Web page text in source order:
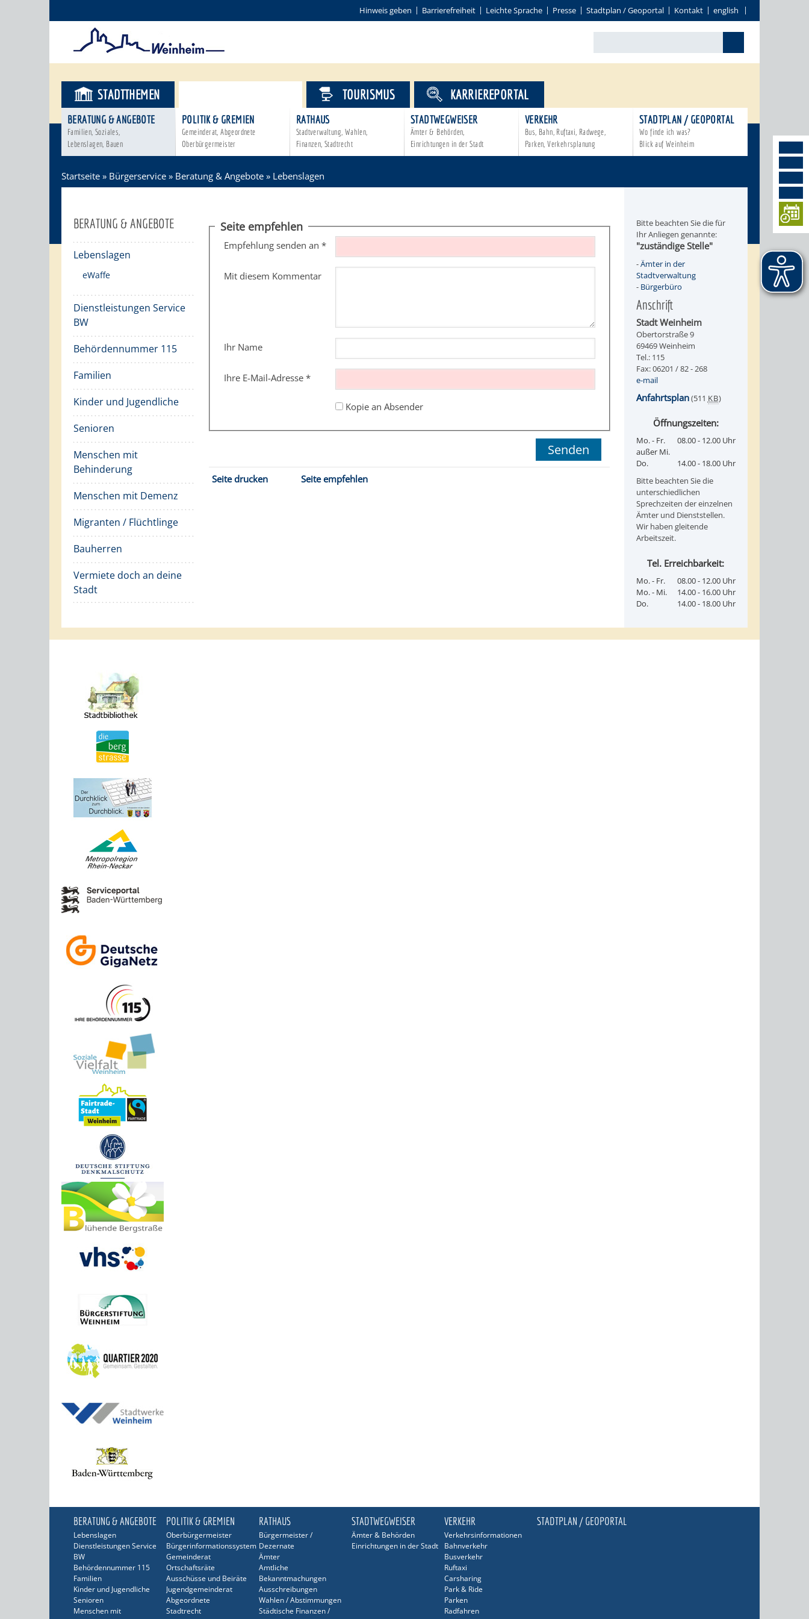
Hinweis geben Barrierefreiheit Leichte Sprache Presse Stadtplan / Geoportal Kontakt english
STADTTHEMEN
BERATUNG & ANGEBOTE
Familien, Soziales,
Lebenslagen, Bauen
POLITIK & GREMIEN
Gemeinderat, Abgeordnete
Oberbürgermeister
RATHAUS
Stadtverwaltung, Wahlen,
Finanzen, Stadtrecht
STADTWEGWEISER
Ämter & Behörden,
Einrichtungen in der Stadt
VERKEHR
Bus, Bahn, Ruftaxi, Radwege,
Parken, Verkehrsplanung
STADTPLAN / GEOPORTAL
Wo finde ich was?
Blick auf Weinheim
TOURISMUS KARRIEREPORTAL
Startseite » Bürgerservice » Beratung & Angebote » Lebenslagen
BERATUNG & ANGEBOTE
Lebenslagen
eWaffe
Dienstleistungen Service
BW
Behördennummer 115
Familien
Kinder und Jugendliche
Senioren
Menschen mit
Behinderung
Menschen mit Demenz
Migranten / Flüchtlinge
Bauherren
Vermiete doch an deine
Stadt
Seite empfehlen
Empfehlung senden an *
Mit diesem Kommentar
Ihr Name
Ihre E-Mail-Adresse*
Kopie an Absender
Seite drucken Seite empfehlen
Bitte beachten Sie die für
Ihr Anliegen genannte:
"zuständige Stelle"
-Ämter in der
Stadtverwaltung
- Bürgerbüro
Anschrift
Stadt Weinheim
Obertorstraße 9
69469 Weinheim
Tel.: 115
Fax: 06201 / 82 - 268
e-mail
Anfahrtsplan(511 KB)
Öffnungszeiten:
Mo. - Fr.
außer Mi.
08.00 - 12.00 Uhr
Do.
14.00 - 18.00 Uhr
Bitte beachten Sie die
unterschiedlichen
Sprechzeiten der einzelnen
Ämter und Dienststellen.
Wir haben gleitende
Arbeitszeit.
Tel. Erreichbarkeit:
Mo. - Fr.
08.00 - 12.00 Uhr
Mo. - Mi.
14.00 - 16.00 Uhr
Do.
14.00 - 18.00 Uhr
BERATUNG & ANGEBOTE
Lebenslagen
Dienstleistungen Service
BW
Behördennummer 115
Familien
Kinder und Jugendliche
Senioren
Menschen mit
POLITIK & GREMIEN
Oberbürgermeister
Bürgerinformationssystem
Gemeinderat
Ortschaftsräte
Ausschüsse und Beiräte
Jugendgemeinderat
Abgeordnete
Stadtrecht
RATHAUS
Bürgermeister /
Dezernate
Ämter
Amtliche
Bekanntmachungen
Ausschreibungen
Wahlen / Abstimmungen
Städtische Finanzen /
STADTWEGWEISER
Ämter & Behörden
Einrichtungen in der Stadt
VERKEHR
Verkehrsinformationen
Bahnverkehr
Busverkehr
Ruftaxi
Carsharing
Park & Ride
Parken
Radfahren
STADTPLAN / GEOPORTAL